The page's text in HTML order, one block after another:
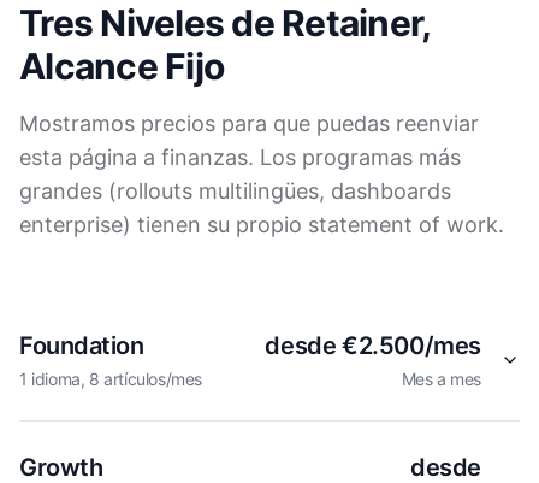
Tres Niveles de Retainer,
Alcance Fijo
Mostramos precios para que puedas reenviar
esta página a finanzas. Los programas más
grandes (rollouts multilingües, dashboards
enterprise) tienen su propio statement of work.
Foundation
1 idioma, 8 artículos/mes
desde €2.500/mes
Mes a mes
Growth
desde